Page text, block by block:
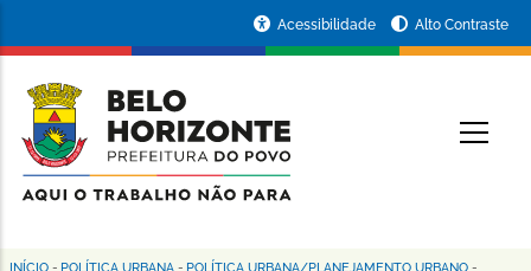
conteúdo
principal
da
Prefeitura
de
Acessibilidade Alto Contraste
INÍCIO - POLÍTICA URBANA - POLÍTICA URBANA/PLANEJAMENTO URBANO -